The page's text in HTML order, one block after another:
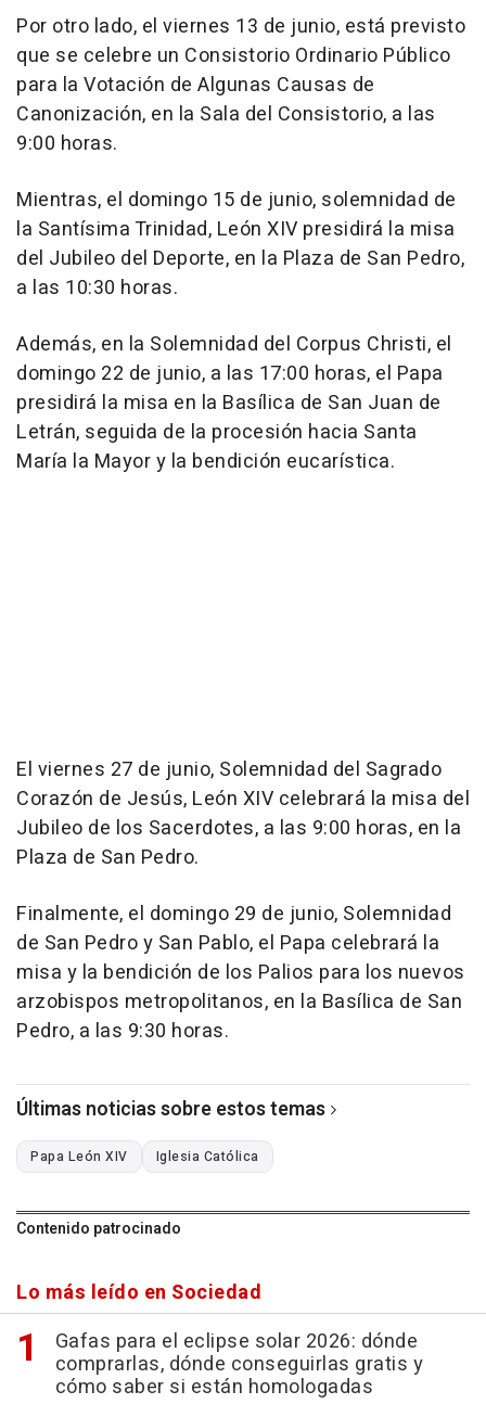
Por otro lado, el viernes 13 de junio, está previsto
que se celebre un Consistorio Ordinario Público
para la Votación de Algunas Causas de
Canonización, en la Sala del Consistorio, a las
9:00 horas.
Mientras, el domingo 15 de junio, solemnidad de
la Santísima Trinidad, León XIV presidirá la misa
del Jubileo del Deporte, en la Plaza de San Pedro,
a las 10:30 horas.
Además, en la Solemnidad del Corpus Christi, el
domingo 22 de junio, a las 17:00 horas, el Papa
presidirá la misa en la Basílica de San Juan de
Letrán, seguida de la procesión hacia Santa
María la Mayor y la bendición eucarística.
El viernes 27 de junio, Solemnidad del Sagrado
Corazón de Jesús, León XIV celebrará la misa del
Jubileo de los Sacerdotes, a las 9:00 horas, en la
Plaza de San Pedro.
Finalmente, el domingo 29 de junio, Solemnidad
de San Pedro y San Pablo, el Papa celebrará la
misa y la bendición de los Palios para los nuevos
arzobispos metropolitanos, en la Basílica de San
Pedro, a las 9:30 horas.
Últimas noticias sobre estos temas
Papa León XIV Iglesia Católica
Contenido patrocinado
Lo más leído en Sociedad
Gafas para el eclipse solar 2026: dónde
comprarlas, dónde conseguirlas gratis y
cómo saber si están homologadas